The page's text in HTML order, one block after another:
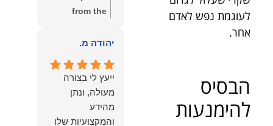
לעוגמת נפש לאדם
אחר.
הבסיס
להימנעות
מילים להודות
העוצמות
.והצגת אמת
.תודה לכם תמיד
תשאירו לי אור
בעניים .
from the
רבה על המילים
והחמות! כיף
גדול לשמוע
שהרגשת בידיים
טובות. בשביל
יהודה מ.
ייעץ לי בצורה
מעולה, ונתן
מהידע
והמקצועיות שלו